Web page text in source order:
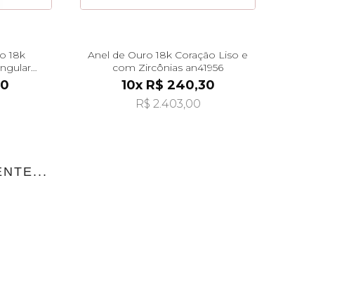
18k
Anel de Ouro 18k Coração Liso e
com Zircônias an41956
10x R$ 240,30
R$ 2.403,00